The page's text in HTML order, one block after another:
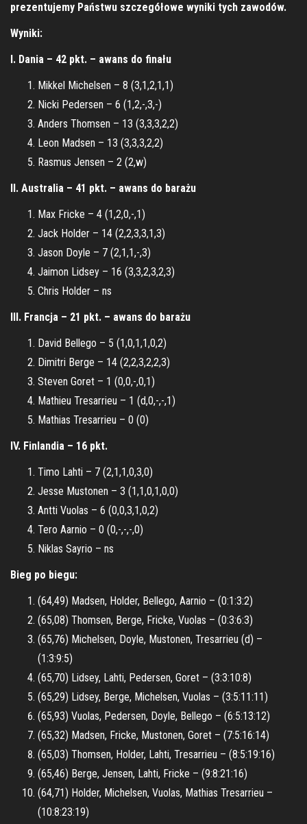
prezentujemy Państwu szczegółowe wyniki tych zawodów.
Wyniki:
I. Dania – 42 pkt. – awans do finału
Mikkel Michelsen – 8 (3,1,2,1,1)
Nicki Pedersen – 6 (1,2,-,3,-)
Anders Thomsen – 13 (3,3,3,2,2)
Leon Madsen – 13 (3,3,3,2,2)
Rasmus Jensen – 2 (2,w)
II. Australia – 41 pkt. – awans do barażu
Max Fricke – 4 (1,2,0,-,1)
Jack Holder – 14 (2,2,3,3,1,3)
Jason Doyle – 7 (2,1,1,-,3)
Jaimon Lidsey – 16 (3,3,2,3,2,3)
Chris Holder – ns
III. Francja – 21 pkt. – awans do barażu
David Bellego – 5 (1,0,1,1,0,2)
Dimitri Berge – 14 (2,2,3,2,2,3)
Steven Goret – 1 (0,0,-,0,1)
Mathieu Tresarrieu – 1 (d,0,-,-,1)
Mathias Tresarrieu – 0 (0)
IV. Finlandia – 16 pkt.
Timo Lahti – 7 (2,1,1,0,3,0)
Jesse Mustonen – 3 (1,1,0,1,0,0)
Antti Vuolas – 6 (0,0,3,1,0,2)
Tero Aarnio – 0 (0,-,-,-,0)
Niklas Sayrio – ns
Bieg po biegu:
(64,49) Madsen, Holder, Bellego, Aarnio – (0:1:3:2)
(65,08) Thomsen, Berge, Fricke, Vuolas – (0:3:6:3)
(65,76) Michelsen, Doyle, Mustonen, Tresarrieu (d) –
(1:3:9:5)
(65,70) Lidsey, Lahti, Pedersen, Goret – (3:3:10:8)
(65,29) Lidsey, Berge, Michelsen, Vuolas – (3:5:11:11)
(65,93) Vuolas, Pedersen, Doyle, Bellego – (6:5:13:12)
(65,32) Madsen, Fricke, Mustonen, Goret – (7:5:16:14)
(65,03) Thomsen, Holder, Lahti, Tresarrieu – (8:5:19:16)
(65,46) Berge, Jensen, Lahti, Fricke – (9:8:21:16)
(64,71) Holder, Michelsen, Vuolas, Mathias Tresarrieu –
(10:8:23:19)